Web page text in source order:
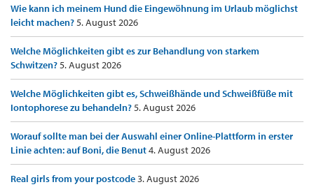
Wie kann ich meinem Hund die Eingewöhnung im Urlaub möglichst
leicht machen?5. August 2026
Welche Möglichkeiten gibt es zur Behandlung von starkem
Schwitzen?5. August 2026
Welche Möglichkeiten gibt es, Schweißhände und Schweißfüße mit
Iontophorese zu behandeln?5. August 2026
Worauf sollte man bei der Auswahl einer Online-Plattform in erster
Linie achten: auf Boni, die Benut4. August 2026
Real girls from your postcode3. August 2026